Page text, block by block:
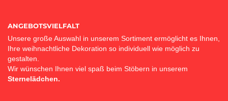
ANGEBOTSVIELFALT
Unsere große Auswahl in unserem Sortiment ermöglicht es Ihnen,
Ihre weihnachtliche Dekoration so individuell wie möglich zu
gestalten.
Wir wünschen Ihnen viel spaß beim Stöbern in unserem
Sternelädchen.